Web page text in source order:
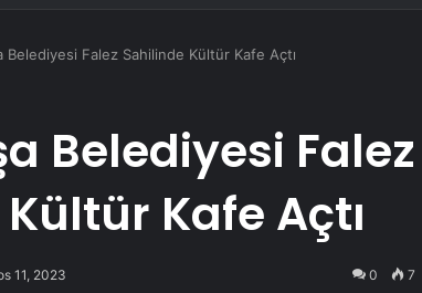
Belediyesi Falez Sahilinde Kültür Kafe Açtı
Belediyesi Falez
Kafe Açtı
11, 2023 0 7